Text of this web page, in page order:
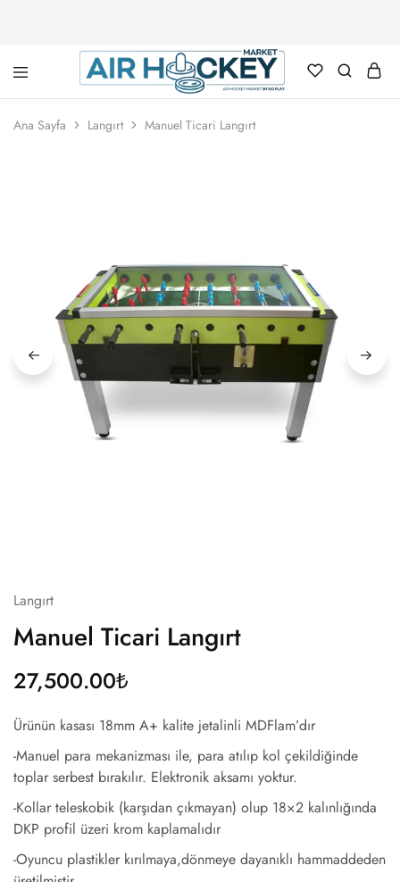
Air
Marketi
Ana Sayfa Langırt Manuel Ticari Langırt
Langırt
Manuel Ticari Langırt
27,500.00₺
Ürünün kasası 18mm A+ kalite jetalinli MDFlam’dır
-Manuel para mekanizması ile, para atılıp kol çekildiğinde
toplar serbest bırakılır. Elektronik aksamı yoktur.
-Kollar teleskobik (karşıdan çıkmayan) olup 18×2 kalınlığında
DKP profil üzeri krom kaplamalıdır
-Oyuncu plastikler kırılmaya,dönmeye dayanıklı hammaddeden